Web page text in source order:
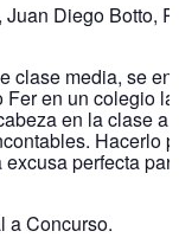
Diego Botto,
clase media, se
en un colegio
en la clase
Hacerlo
perfecta
a Concurso.